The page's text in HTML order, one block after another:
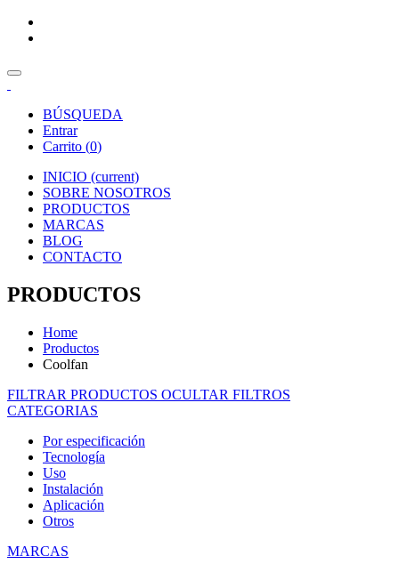
BÚSQUEDA
Entrar
Carrito (0)
INICIO (current)
SOBRE NOSOTROS
PRODUCTOS
MARCAS
BLOG
CONTACTO
PRODUCTOS
Home
Productos
Coolfan
FILTRAR PRODUCTOS OCULTAR FILTROS
CATEGORIAS
Por especificación
Tecnología
Uso
Instalación
Aplicación
Otros
MARCAS